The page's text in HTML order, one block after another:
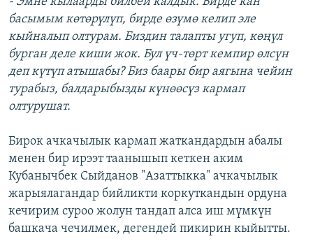
басымым көтөрүлүп, бирде өзүмө келип эле
кыйналып олтурам. Биздин талапты угуп, көңүл
бурган деле киши жок. Бул үч-төрт кемпир өлсүн
деп күтүп атышабы? Биз баары бир аягына чейин
турабыз, балдарыбызды күнөөсүз кармап
олтурушат.
Бирок ачкачылык кармап жаткандардын абалы
менен бир ирээт таанышып кеткен аким
Кубанычбек Сыйданов "Азаттыкка" ачкачылык
жарыялагандар бийликти коркуткандын ордуна
кечирим суроо жолун тандап алса иш мүмкүн
башкача чечилмек, дегендей пикирин кыйытты.